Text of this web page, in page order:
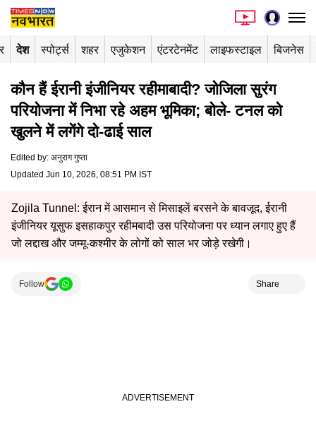
देश स्पोर्ट्स शहर एजुकेशन एंटरटेनमेंट लाइफस्टाइल बिजनेस
कौन हैं ईरानी इंजीनियर रहीमाबादी? जोजिला सुरंग
परियोजना में निभा रहे अहम भूमिका; बोले- टनल को
खुलने में लगेंगे दो-ढाई साल
Edited by: अनुराग गुप्ता
Updated Jun 10, 2026, 08:51 PM IST
Zojila Tunnel: ईरान में आसमान से मिसाइलें बरसने के बावजूद, ईरानी
इंजीनियर यूसुफ इसहाकपुर रहीमबादी उस परियोजना पर ध्यान लगाए हुए हैं
जो लद्दाख और जम्मू-कश्मीर के लोगों को साल भर जोड़े रखेगी।
Follow Share